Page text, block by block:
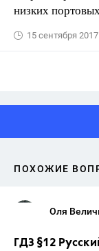
низких
15 сентября 2017
ПОХОЖИЕ
Оля
ГДЗ §12